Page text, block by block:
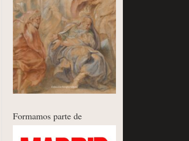
Formamos parte de